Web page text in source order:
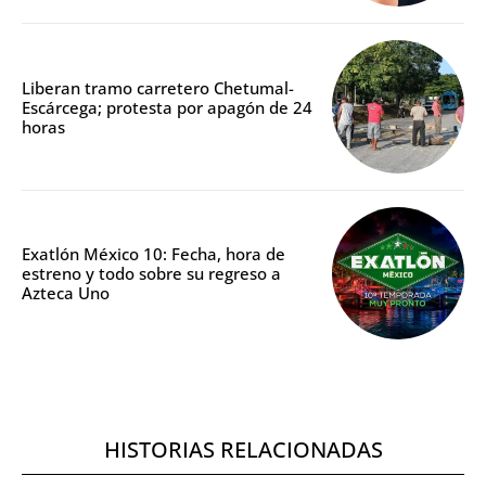
Liberan tramo carretero Chetumal-
Escárcega; protesta por apagón de 24
horas
Exatlón México 10: Fecha, hora de
estreno y todo sobre su regreso a
Azteca Uno
HISTORIAS RELACIONADAS